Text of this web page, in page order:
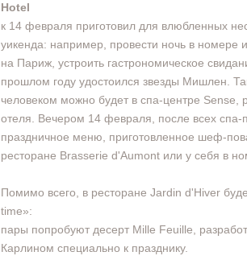
Hotel
к 14 февраля приготовил для влюбленных
уикенда: например, провести ночь в
на Париж, устроить гастрономическое
прошлом году удостоился звезды Мишлен.
человеком можно будет в спа-центре
отеля. Вечером 14 февраля, после всех спа-
праздничное меню, приготовленное шеф-
ресторане Brasserie d'Aumont или у себя в
Помимо всего, в ресторане Jardin d'Hiver
time»:
пары попробуют десерт Mille Feuille,
Карлином специально к празднику.